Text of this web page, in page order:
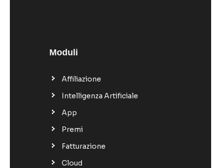
Moduli
Affiliazione
Intelligenza Artificiale
App
Premi
Fatturazione
Cloud